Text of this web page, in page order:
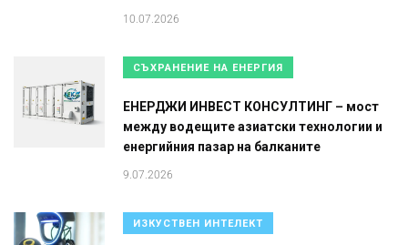
10.07.2026
СЪХРАНЕНИЕ НА ЕНЕРГИЯ
ЕНЕРДЖИ ИНВЕСТ КОНСУЛТИНГ – мост
между водещите азиатски технологии и
енергийния пазар на балканите
9.07.2026
ИЗКУСТВЕН ИНТЕЛЕКТ